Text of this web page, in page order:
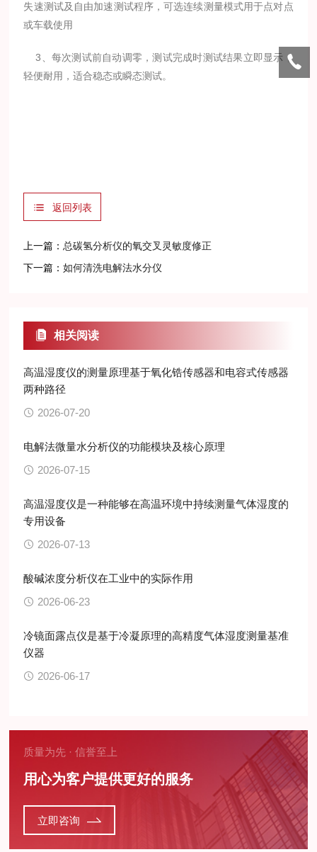
失速测试及自由加速测试程序，可选连续测量模式用于点对点
或车载使用
3、每次测试前自动调零，测试完成时测试结果立即显示，
轻便耐用，适合稳态或瞬态测试。
返回列表
上一篇： 总碳氢分析仪的氧交叉灵敏度修正
下一篇：如何清洗电解法水分仪
相关阅读
高温湿度仪的测量原理基于氧化锆传感器和电容式传感器
两种路径
2026-07-20
电解法微量水分析仪的功能模块及核心原理
2026-07-15
高温湿度仪是一种能够在高温环境中持续测量气体湿度的
专用设备
2026-07-13
酸碱浓度分析仪在工业中的实际作用
2026-06-23
冷镜面露点仪是基于冷凝原理的高精度气体湿度测量基准
仪器
2026-06-17
质量为先 · 信誉至上
用心为客户提供更好的服务
立即咨询